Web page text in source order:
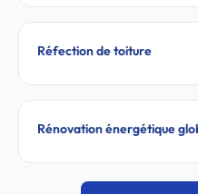
Réfection de toiture
Rénovation énergétique